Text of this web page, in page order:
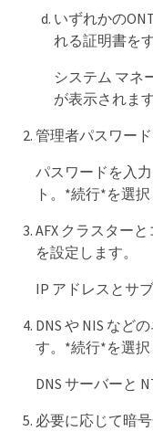
いずれかの
れる証明書を
システム マネ
が表示されます
管理者パスワード
パスワードを入
ト。*続行*を選択
AFX クラスター
を設定します。
IP アドレスとサ
DNS や NIS など
す。*続行*を選択
DNS サーバーと
必要に応じて暗